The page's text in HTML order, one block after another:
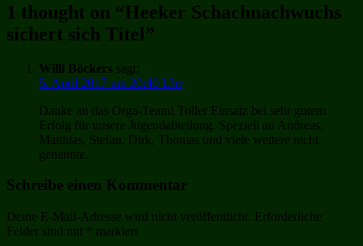
1 thought on “Heeker Schachnachwuchs
sichert sich Titel”
Willi Böckers sagt:
5. April 2017 um 20:40 Uhr
Danke an das Orga-Team! Toller Einsatz bei sehr gutem
Erfolg für unsere Jugendabteilung. Speziell an Andreas,
Matthias, Stefan, Dirk, Thomas und viele weitere nicht
genannte.
Schreibe einen Kommentar
Deine E-Mail-Adresse wird nicht veröffentlicht. Erforderliche
Felder sind mit * markiert